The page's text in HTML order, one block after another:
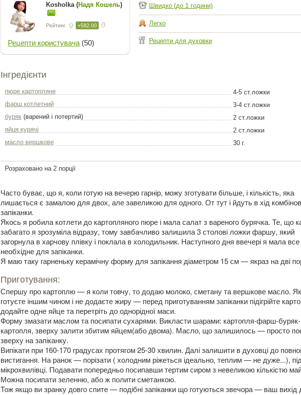
Kosholka (Надя Кошель)
Рейтинг +582.00
Рецепти користувача(50)
Швидко (до 1 години)
Легко
Рецепти для духовки
Інгредієнти
пюре картопляне
4-5 ст.ложки
фарш котлетний
3-4 ст.ложки
буряк(варений і потертий)
2 ст.ложки
яйця курячі
2 ст.ложки
масло вершкове
30 г.
Розраховано на 2 порції
Часто буває, що я, коли готую на вечерю гарнір, можу зготувати більше, і кількість, яка
лишається є замалою для двох, але завеликою для одного. От тут і йдуть в хід
запіканки.
Якось я робила котлети до картопляного пюре і мала салат з вареного бурячка. Те, що
забагато я зрозуміла відразу, тому завбачливо залишила 3 столові ложки фаршу, який
загорнула в харчову плівку і поклала в холодильник. Наступного дня ввечері я мала все
необхідне для запіканки.
Я маю таку гарненьку керамічну форму для запікання діаметром 15 см — якраз на дві
Приготування:
Спершу про картоплю — я коли товчу, то додаю молоко, сметану та вершкове масло.
готуєте іншим чином і не додаєте жиру — перед приготуванням запіканки підігрійте
додайте одне яйце та перетріть до однорідної маси.
Форму змазати маслом та посипати сухарями. Викласти шарами: картопля-фарш-буряк-
картопля, зверху залити збитим яйцем(або двома). Масло, що залишилось — просто
зверху на запіканку.
Випікати при 160-170 градусах протягом 25-30 хвилин. Далі залишити в духовці до
вистигання. На ранок — порізати ( холодним ріжеться ідеально, теплим — не дуже...),
мікрохвилівці. Подавати попередньо посипавши тертим сиром з невеликою кількістю
Можна посипати зеленню, або ж полити сметанкою.
Тож якщо ви зранку довго спите — подібні запіканки що готуються звечора — ваш вихід